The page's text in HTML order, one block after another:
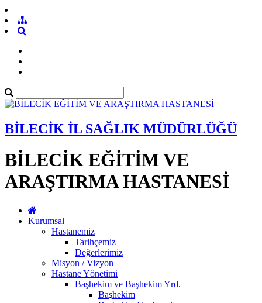
BİLECİK İL SAĞLIK MÜDÜRLÜĞÜ
BİLECİK EĞİTİM VE
ARAŞTIRMA HASTANESİ
Kurumsal
Hastanemiz
Tarihçemiz
Değerlerimiz
Misyon / Vizyon
Hastane Yönetimi
Başhekim ve Başhekim Yrd.
Başhekim